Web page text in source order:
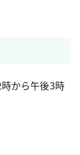
から午後3時